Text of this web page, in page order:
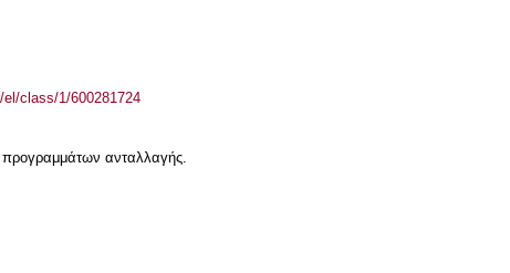
class/1/600281724
προγραμμάτων ανταλλαγής.